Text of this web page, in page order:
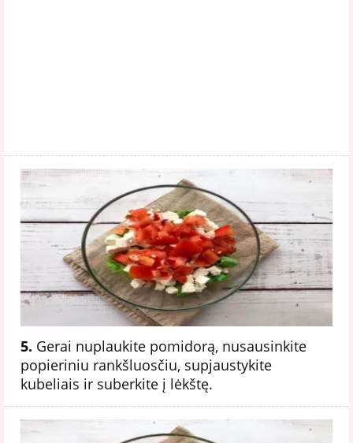
5. Gerai nuplaukite pomidorą, nusausinkite
popieriniu rankšluosčiu, supjaustykite
kubeliais ir suberkite į lėkštę.